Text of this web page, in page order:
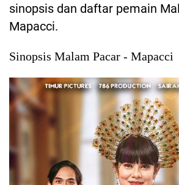
sinopsis dan daftar pemain
Mapacci.
Sinopsis Malam Pacar - Mapacci